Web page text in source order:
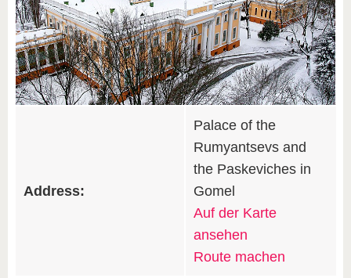
Address:
Palace of the
Rumyantsevs and
the Paskeviches in
Gomel
Auf der Karte
ansehen
Route machen